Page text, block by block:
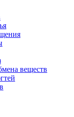
веществ